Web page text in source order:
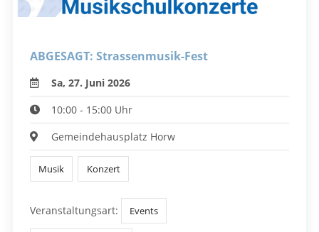
ABGESAGT: Strassenmusik-Fest
Sa, 27. Juni 2026
10:00 - 15:00 Uhr
Gemeindehausplatz Horw
Musik Konzert
Veranstaltungsart: Events